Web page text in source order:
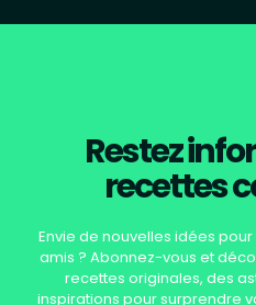
Restez
recettes
Envie de nouvelles idées
amis ? Abonnez-vous et
recettes originales, des
inspirations pour surprendre